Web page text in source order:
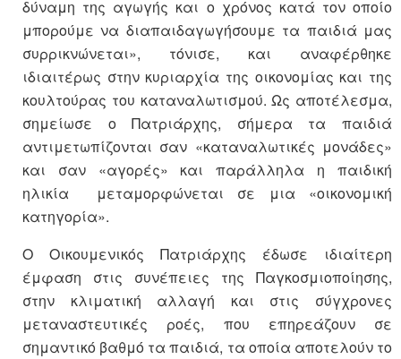
δύναμη της αγωγής και ο χρόνος κατά τον οποίο
μπορούμε να διαπαιδαγωγήσουμε τα παιδιά μας
συρρικνώνεται», τόνισε, και αναφέρθηκε
ιδιαιτέρως στην κυριαρχία της οικονομίας και της
κουλτούρας του καταναλωτισμού. Ως αποτέλεσμα,
σημείωσε ο Πατριάρχης, σήμερα τα παιδιά
αντιμετωπίζονται σαν «καταναλωτικές μονάδες»
και σαν «αγορές» και παράλληλα η παιδική
ηλικία μεταμορφώνεται σε μια «οικονομική
κατηγορία».
Ο Οικουμενικός Πατριάρχης έδωσε ιδιαίτερη
έμφαση στις συνέπειες της Παγκοσμιοποίησης,
στην κλιματική αλλαγή και στις σύγχρονες
μεταναστευτικές ροές, που επηρεάζουν σε
σημαντικό βαθμό τα παιδιά, τα οποία αποτελούν το